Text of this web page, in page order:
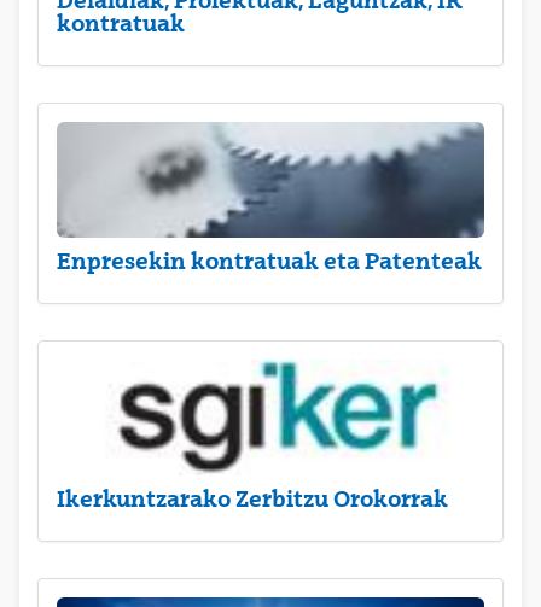
kontratuak
Enpresekin kontratuak eta Patenteak
Ikerkuntzarako Zerbitzu Orokorrak